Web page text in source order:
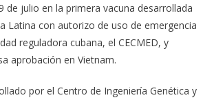
de julio en la primera vacuna desarrollada
Latina con autorizo de uso de emergencia
reguladora cubana, el CECMED, y
aprobación en Vietnam.
por el Centro de Ingeniería Genética y